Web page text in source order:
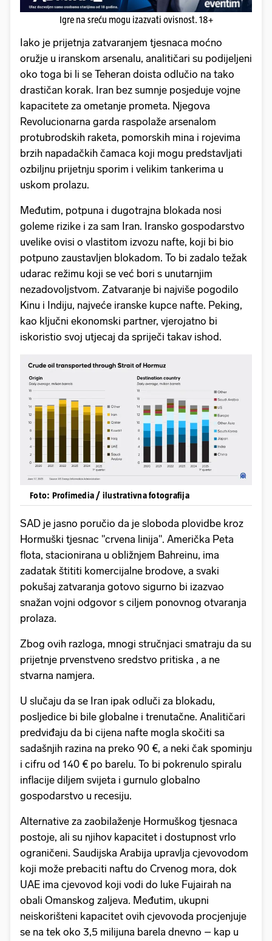
Igre na sreću mogu izazvati ovisnost. 18+
Iako je prijetnja zatvaranjem tjesnaca moćno
oružje u iranskom arsenalu, analitičari su podijeljeni
oko toga bi li se Teheran doista odlučio na tako
drastičan korak. Iran bez sumnje posjeduje vojne
kapacitete za ometanje prometa. Njegova
Revolucionarna garda raspolaže arsenalom
protubrodskih raketa, pomorskih mina i rojevima
brzih napadačkih čamaca koji mogu predstavljati
ozbiljnu prijetnju sporim i velikim tankerima u
uskom prolazu.
Međutim, potpuna i dugotrajna blokada nosi
goleme rizike i za sam Iran. Iransko gospodarstvo
uvelike ovisi o vlastitom izvozu nafte, koji bi bio
potpuno zaustavljen blokadom. To bi zadalo težak
udarac režimu koji se već bori s unutarnjim
nezadovoljstvom. Zatvaranje bi najviše pogodilo
Kinu i Indiju, najveće iranske kupce nafte. Peking,
kao ključni ekonomski partner, vjerojatno bi
iskoristio svoj utjecaj da spriječi takav ishod.
Foto: Profimedia / ilustrativna fotografija
SAD je jasno poručio da je sloboda plovidbe kroz
Hormuški tjesnac "crvena linija". Američka Peta
flota, stacionirana u obližnjem Bahreinu, ima
zadatak štititi komercijalne brodove, a svaki
pokušaj zatvaranja gotovo sigurno bi izazvao
snažan vojni odgovor s ciljem ponovnog otvaranja
prolaza.
Zbog ovih razloga, mnogi stručnjaci smatraju da su
prijetnje prvenstveno sredstvo pritiska , a ne
stvarna namjera.
U slučaju da se Iran ipak odluči za blokadu,
posljedice bi bile globalne i trenutačne. Analitičari
predviđaju da bi cijena nafte mogla skočiti sa
sadašnjih razina na preko 90 €, a neki čak spominju
i cifru od 140 € po barelu. To bi pokrenulo spiralu
inflacije diljem svijeta i gurnulo globalno
gospodarstvo u recesiju.
Alternative za zaobilaženje Hormuškog tjesnaca
postoje, ali su njihov kapacitet i dostupnost vrlo
ograničeni. Saudijska Arabija upravlja cjevovodom
koji može prebaciti naftu do Crvenog mora, dok
UAE ima cjevovod koji vodi do luke Fujairah na
obali Omanskog zaljeva. Međutim, ukupni
neiskorišteni kapacitet ovih cjevovoda procjenjuje
se na tek oko 3,5 milijuna barela dnevno – kap u